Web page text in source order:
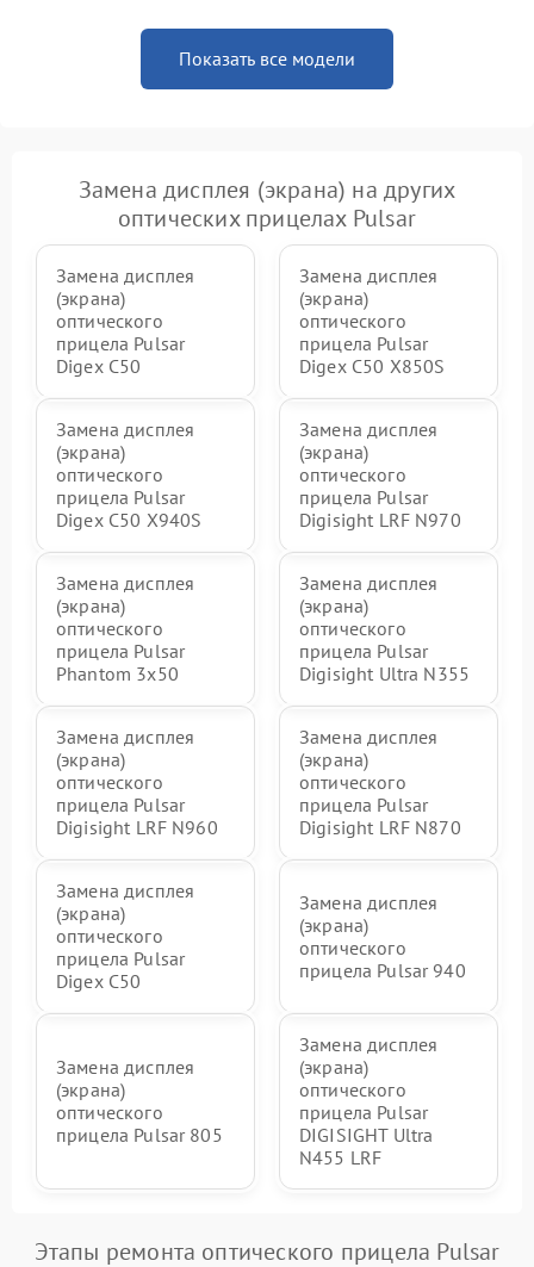
Показать все модели
Замена дисплея (экрана) на других
оптических прицелах Pulsar
Замена дисплея
(экрана)
оптического
прицела Pulsar
Digex C50
Замена дисплея
(экрана)
оптического
прицела Pulsar
Digex C50 X850S
Замена дисплея
(экрана)
оптического
прицела Pulsar
Digex C50 X940S
Замена дисплея
(экрана)
оптического
прицела Pulsar
Digisight LRF N970
Замена дисплея
(экрана)
оптического
прицела Pulsar
Phantom 3x50
Замена дисплея
(экрана)
оптического
прицела Pulsar
Digisight Ultra N355
Замена дисплея
(экрана)
оптического
прицела Pulsar
Digisight LRF N960
Замена дисплея
(экрана)
оптического
прицела Pulsar
Digisight LRF N870
Замена дисплея
(экрана)
оптического
прицела Pulsar
Digex C50
Замена дисплея
(экрана)
оптического
прицела Pulsar 940
Замена дисплея
(экрана)
оптического
прицела Pulsar 805
Замена дисплея
(экрана)
оптического
прицела Pulsar
DIGISIGHT Ultra
N455 LRF
Этапы ремонта оптического прицела Pulsar